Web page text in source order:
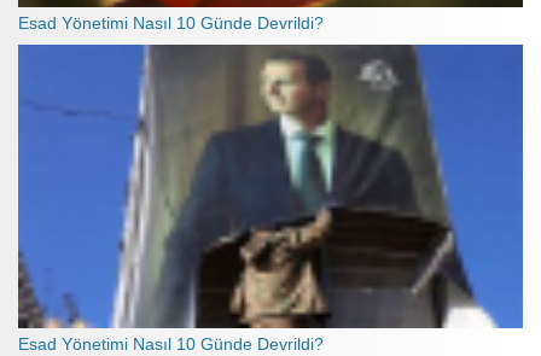
Esad Yönetimi Nasıl 10 Günde Devrildi?
Esad Yönetimi Nasıl 10 Günde Devrildi?